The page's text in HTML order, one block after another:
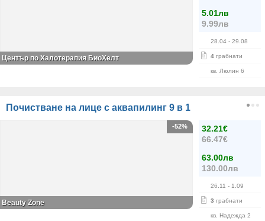
5.01лв
9.99лв
28.04 - 29.08
4 грабнати
кв. Люлин 6
Център по Халотерапия БиоХелт
Почистване на лице с аквапилинг 9 в 1
32.21€
66.47€
63.00лв
130.00лв
26.11 - 1.09
3 грабнати
кв. Надежда 2
-52%
Beauty Zone